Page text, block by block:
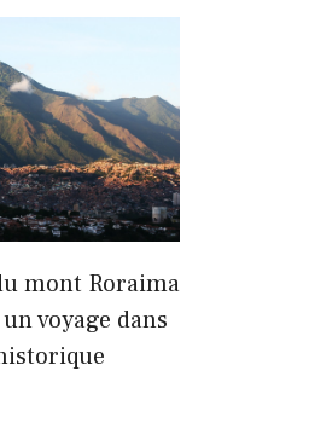
mont Roraima
voyage dans